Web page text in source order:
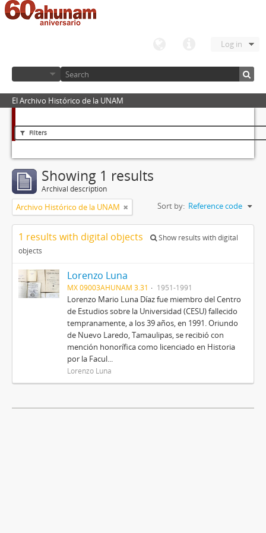
Log in
El Archivo Histórico de la UNAM
Filters
Showing 1 results
Archival description
Archivo Histórico de la UNAM Sort by: Reference code
1 results with digital objects
Show results with digital
objects
Lorenzo Luna
MX 09003AHUNAM 3.31 1951-1991
Lorenzo Mario Luna Díaz fue miembro del Centro
de Estudios sobre la Universidad (CESU) fallecido
tempranamente, a los 39 años, en 1991. Oriundo
de Nuevo Laredo, Tamaulipas, se recibió con
mención honorífica como licenciado en Historia
por la Facul...
Lorenzo Luna